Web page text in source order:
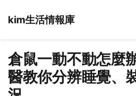
kim生活情報庫
倉鼠一動不動怎麼
醫教你分辨睡覺、